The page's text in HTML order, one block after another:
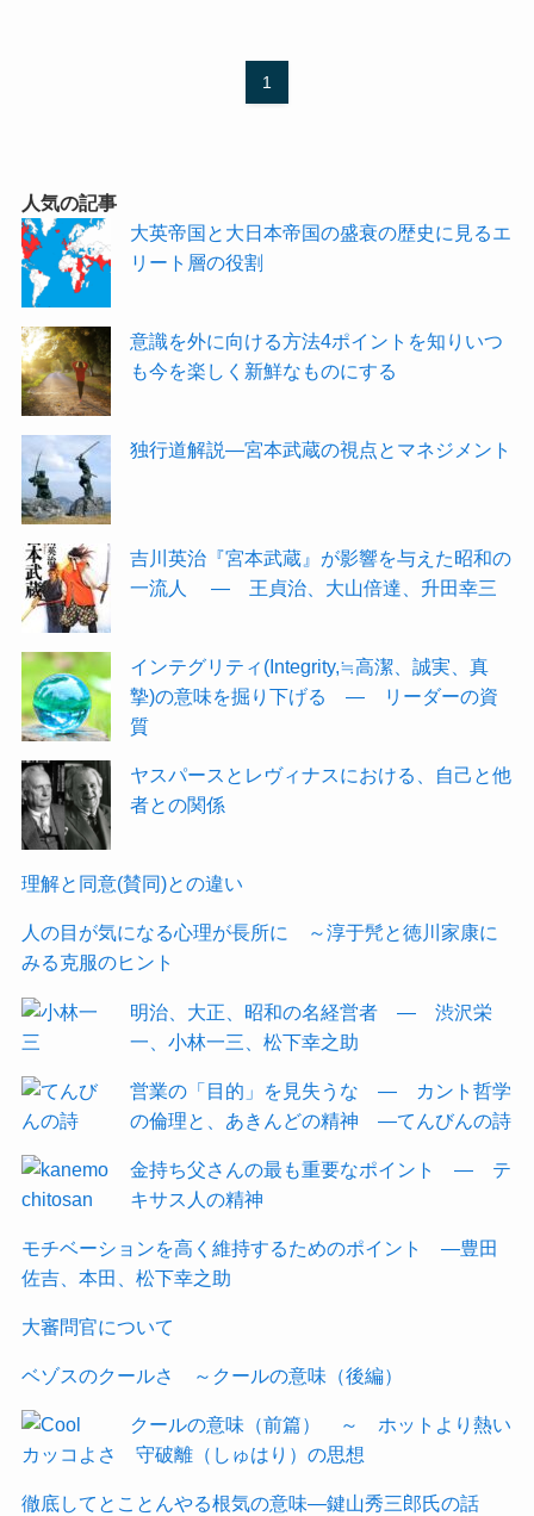
1
人気の記事
大英帝国と大日本帝国の盛衰の歴史に見るエ
リート層の役割
意識を外に向ける方法4ポイントを知りいつ
も今を楽しく新鮮なものにする
独行道解説―宮本武蔵の視点とマネジメント
吉川英治『宮本武蔵』が影響を与えた昭和の
一流人 ― 王貞治、大山倍達、升田幸三
インテグリティ(Integrity,≒高潔、誠実、真
摯)の意味を掘り下げる ― リーダーの資
質
ヤスパースとレヴィナスにおける、自己と他
者との関係
理解と同意(賛同)との違い
人の目が気になる心理が長所に ～淳于髠と徳川家康に
みる克服のヒント
明治、大正、昭和の名経営者 ― 渋沢栄
一、小林一三、松下幸之助
営業の「目的」を見失うな ― カント哲学
の倫理と、あきんどの精神 ―てんびんの詩
金持ち父さんの最も重要なポイント ― テ
キサス人の精神
モチベーションを高く維持するためのポイント ―豊田
佐吉、本田、松下幸之助
大審問官について
ベゾスのクールさ ～クールの意味（後編）
クールの意味（前篇） ～ ホットより熱い
カッコよさ 守破離（しゅはり）の思想
徹底してとことんやる根気の意味―鍵山秀三郎氏の話